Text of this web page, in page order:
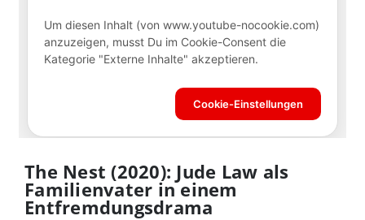
The Nest (2020): Jude Law als
Familienvater in einem
Entfremdungsdrama